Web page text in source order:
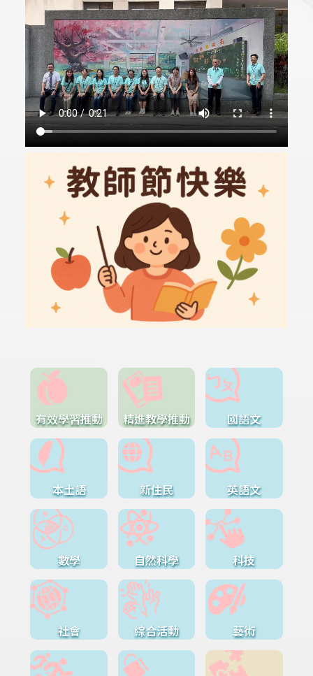
有效學習推動 精進教學推動 國語文
本土語 新住民 英語文
數學 自然科學 科技
社會 綜合活動 藝術